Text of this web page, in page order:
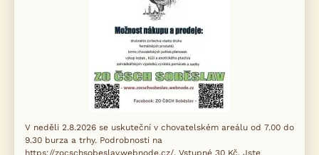
V neděli 2.8.2026 se uskuteční v chovatelském areálu od 7.00 do
9.30 burza a trhy. Podrobnosti na
https://zocschsobeslav.webnode.cz/. Vstupné 30 Kč. Jste